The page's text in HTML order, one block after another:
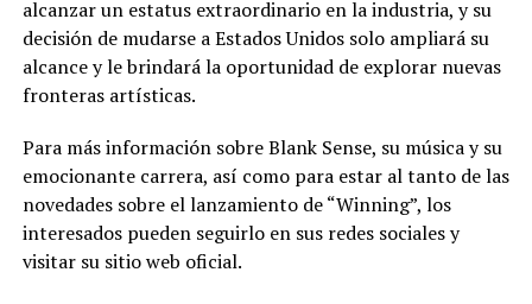
alcanzar un estatus extraordinario en la industria, y su
decisión de mudarse a Estados Unidos solo ampliará su
alcance y le brindará la oportunidad de explorar nuevas
fronteras artísticas.
Para más información sobre Blank Sense, su música y su
emocionante carrera, así como para estar al tanto de las
novedades sobre el lanzamiento de “Winning”, los
interesados pueden seguirlo en sus redes sociales y
visitar su sitio web oficial.